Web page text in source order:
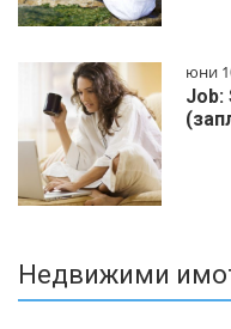
юни
Job:
Недвижими